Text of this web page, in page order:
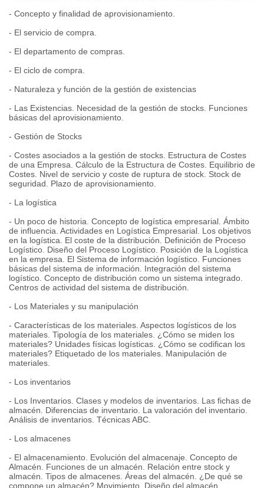
- Concepto y finalidad de aprovisionamiento.
- El servicio de compra.
- El departamento de compras.
- El ciclo de compra.
- Naturaleza y función de la gestión de existencias
- Las Existencias. Necesidad de la gestión de stocks. Funciones
básicas del aprovisionamiento.
- Gestión de Stocks
- Costes asociados a la gestión de stocks. Estructura de Costes
de una Empresa. Cálculo de la Estructura de Costes. Equilibrio de
Costes. Nivel de servicio y coste de ruptura de stock. Stock de
seguridad. Plazo de aprovisionamiento.
- La logística
- Un poco de historia. Concepto de logística empresarial. Ámbito
de influencia. Actividades en Logística Empresarial. Los objetivos
en la logística. El coste de la distribución. Definición de Proceso
Logístico. Diseño del Proceso Logístico. Posición de la Logística
en la empresa. El Sistema de información logístico. Funciones
básicas del sistema de información. Integración del sistema
logístico. Concepto de distribución como un sistema integrado.
Centros de actividad del sistema de distribución.
- Los Materiales y su manipulación
- Características de los materiales. Aspectos logísticos de los
materiales. Tipología de los materiales. ¿Cómo se miden los
materiales? Unidades físicas logísticas. ¿Cómo se codifican los
materiales? Etiquetado de los materiales. Manipulación de
materiales.
- Los inventarios
- Los Inventarios. Clases y modelos de inventarios. Las fichas de
almacén. Diferencias de inventario. La valoración del inventario.
Análisis de inventarios. Técnicas ABC.
- Los almacenes
- El almacenamiento. Evolución del almacenaje. Concepto de
Almacén. Funciones de un almacén. Relación entre stock y
almacén. Tipos de almacenes. Áreas del almacén. ¿De qué se
compone un almacén? Movimiento. Diseño del almacén.